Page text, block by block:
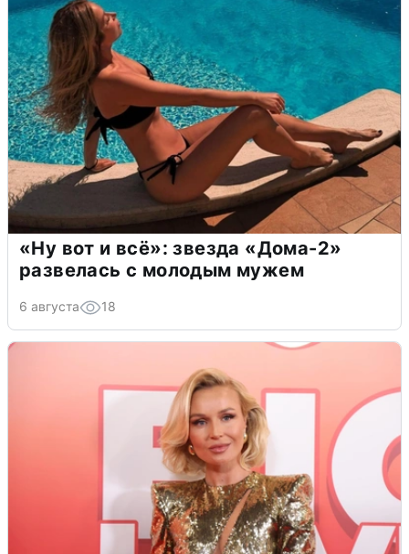
«Ну вот и всё»: звезда «Дома-2»
развелась с молодым мужем
6 августа 18